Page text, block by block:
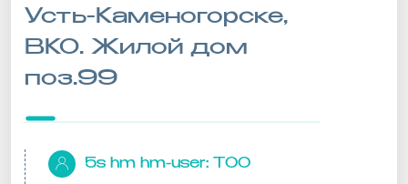
Усть-Каменогорске,
ВКО. Жилой дом
поз.99
5s hm hm-user: ТОО